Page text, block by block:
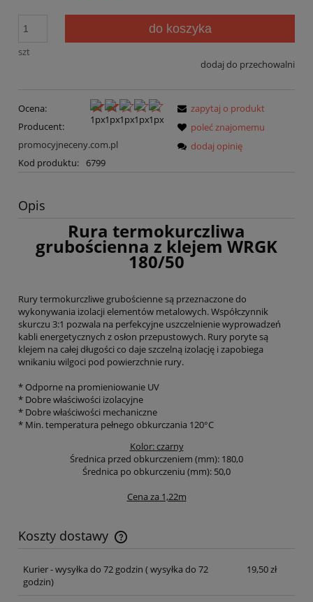
szt
do koszyka
dodaj do przechowalni
Ocena:
Producent:
promocyjneceny.com.pl
Kod produktu: 6799
zapytaj o produkt
poleć znajomemu
dodaj opinię
Opis
Rura termokurczliwa
grubościenna z klejem WRGK
180/50
Rury termokurczliwe grubościenne są przeznaczone do
wykonywania izolacji elementów metalowych. Współczynnik
skurczu 3:1 pozwala na perfekcyjne uszczelnienie wyprowadzeń
kabli energetycznych z osłon przepustowych. Rury poryte są
klejem na całej długości co daje szczelną izolację i zapobiega
wnikaniu wilgoci pod powierzchnie rury.
* Odporne na promieniowanie UV
* Dobre właściwości izolacyjne
* Dobre właściwości mechaniczne
* Min. temperatura pełnego obkurczania 120°C
Kolor: czarny
Średnica przed obkurczeniem (mm): 180,0
Średnica po obkurczeniu (mm): 50,0
Cena za 1,22m
Koszty dostawy
Cena nie zawiera ewentualnych kosztów płatności
Kurier - wysyłka do 72 godzin ( wysyłka do 72
godzin)
19,50 zł